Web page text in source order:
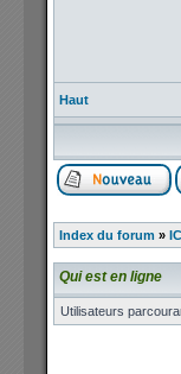
Haut
Index du forum »
Qui est en ligne
Utilisateurs